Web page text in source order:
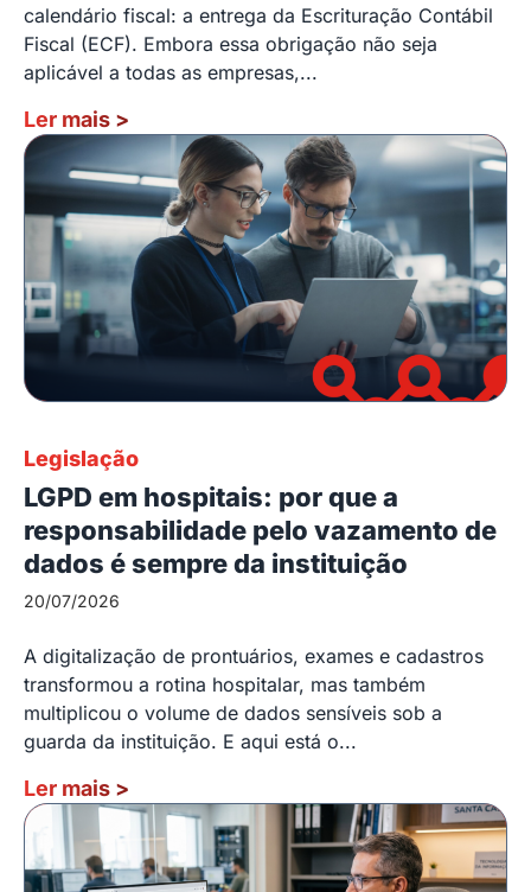
calendário fiscal: a entrega da Escrituração Contábil
Fiscal (ECF). Embora essa obrigação não seja
aplicável a todas as empresas,...
Ler mais >
Legislação
LGPD em hospitais: por que a
responsabilidade pelo vazamento de
dados é sempre da instituição
20/07/2026
A digitalização de prontuários, exames e cadastros
transformou a rotina hospitalar, mas também
multiplicou o volume de dados sensíveis sob a
guarda da instituição. E aqui está o...
Ler mais >